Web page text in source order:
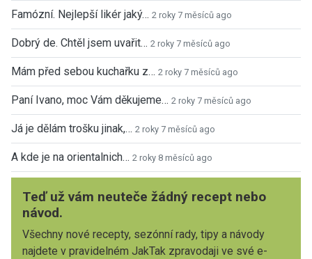
Famózní. Nejlepší likér jaký… 2 roky 7 měsíců ago
Dobrý de. Chtěl jsem uvařit… 2 roky 7 měsíců ago
Mám před sebou kuchařku z… 2 roky 7 měsíců ago
Paní Ivano, moc Vám děkujeme… 2 roky 7 měsíců ago
Já je dělám trošku jinak,… 2 roky 7 měsíců ago
A kde je na orientalnich… 2 roky 8 měsíců ago
Teď už vám neuteče žádný recept nebo
návod.
Všechny nové recepty, sezónní rady, tipy a návody
najdete v pravidelném JakTak zpravodaji ve své e-